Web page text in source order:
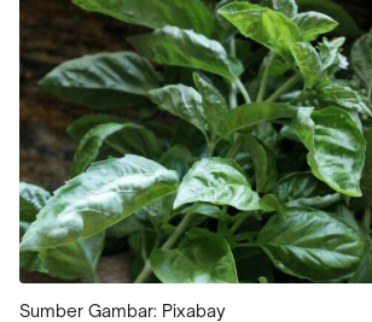
Sumber Gambar: Pixabay